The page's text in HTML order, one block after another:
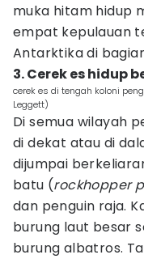
muka hitam hidup
empat kepulauan
Antarktika di
3. Cerek es hidup
cerek es di tengah koloni
Leggett)
Di semua wilayah
di dekat atau di
dijumpai
batu (rockhopper
dan penguin raja.
burung laut besar
burung albatros.